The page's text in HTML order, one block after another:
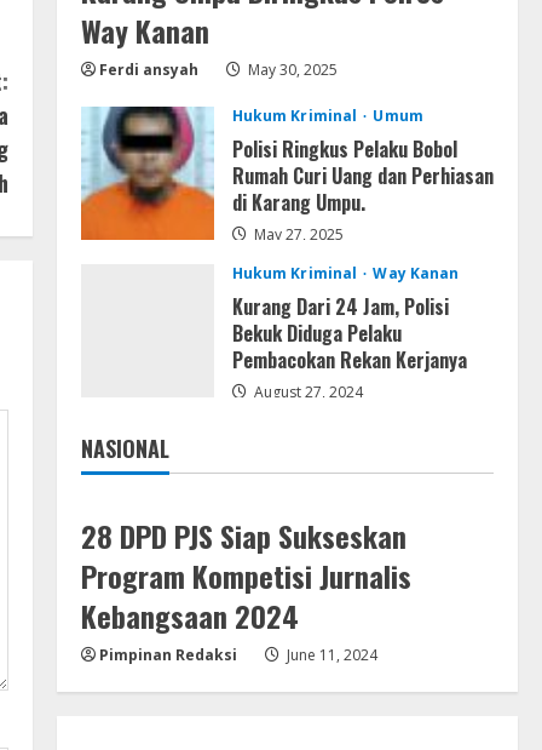
4
Lan
+Patch Direct Link 2026
Serialers
jv16 PowerTools
Free[Activated] [Latest] [x86-
x64] Reddit
August 7, 2026
Way Kanan
Ferdi ansyah May 30, 2025
Hukum Kriminal Umum
Polisi Ringkus Pelaku Bobol
Rumah Curi Uang dan Perhiasan
di Karang Umpu.
May 27, 2025
Hukum Kriminal
Way Kanan
Kurang Dari 24 Jam, Polisi
Bekuk Diduga Pelaku
Pembacokan Rekan Kerjanya
August 27, 2024
NASIONAL
Jakarta
28 DPD PJS Siap Sukseskan
Program Kompetisi Jurnalis
Kebangsaan 2024
Pimpinan Redaksi June 11, 2024